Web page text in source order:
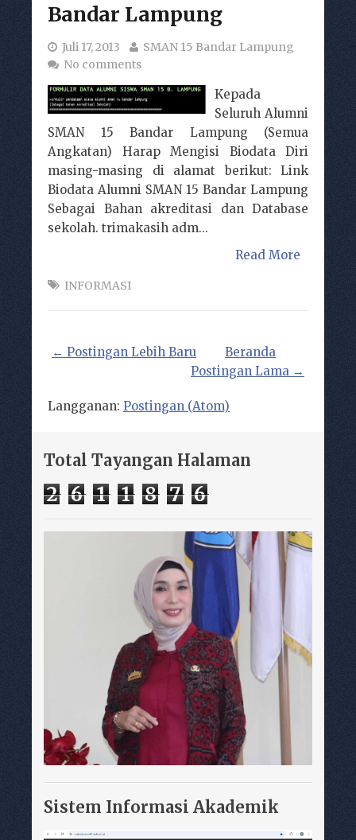
Bandar Lampung
Juli 17, 2013
SMAN 15 Bandar Lampung
No comments
Kepada
Seluruh Alumni
SMAN 15 Bandar Lampung (Semua
Angkatan) Harap Mengisi Biodata Diri
masing-masing di alamat berikut: Link
Biodata Alumni SMAN 15 Bandar Lampung
Sebagai Bahan akreditasi dan Database
sekolah. trimakasih adm...
Read More
INFORMASI
← Postingan Lebih Baru
Postingan Lama →
Beranda
Langganan: Postingan (Atom)
Total Tayangan Halaman
2 6 1 1 8 7 6
Sistem Informasi Akademik